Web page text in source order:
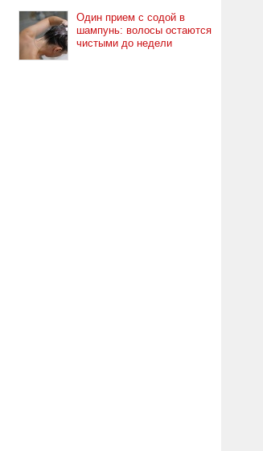
Один прием с содой в
шампунь: волосы остаются
чистыми до недели